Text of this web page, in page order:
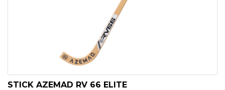
STICK AZEMAD RV 66 ELITE